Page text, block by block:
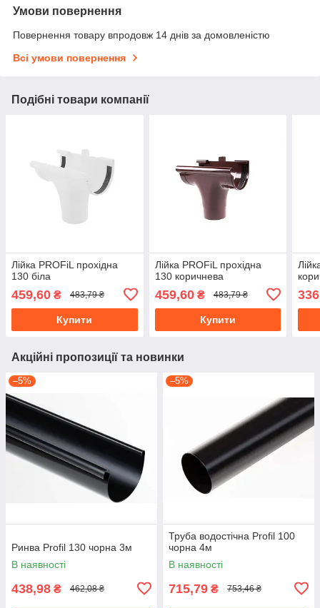
Умови повернення
Повернення товару впродовж 14 днів за домовленістю
Всі умови повернення
Подібні товари компанії
Лійка PROFiL прохідна
130 біла
459,60 ₴ 483,79 ₴
Купити
Лійка PROFiL прохідна
130 коричнева
459,60₴ 483,79 ₴
Купити
Акційні пропозиції та новинки
–5%
Ринва Profil 130 чорна 3м
В наявності
438,98 ₴ 462,08 ₴
–5%
Труба водостічна Profil 100
чорна 4м
В наявності
715,79 ₴ 753,46 ₴